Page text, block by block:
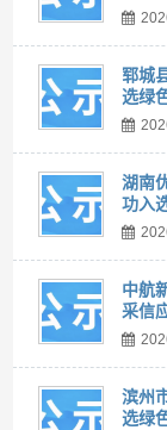
郓城
选绿
湖南
功入
中航
采信
滨州
选绿